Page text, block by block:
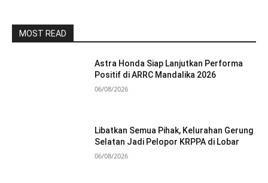
MOST READ
Astra Honda Siap Lanjutkan Performa
Positif di ARRC Mandalika 2026
06/08/2026
Libatkan Semua Pihak, Kelurahan Gerung
Selatan Jadi Pelopor KRPPA di Lobar
06/08/2026